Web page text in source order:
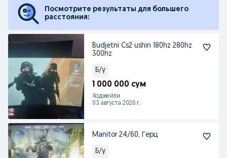
Посмотрите результаты для большего
расстояния:
Budjetni Cs2 ushin 180hz 280hz
300hz
Б/у
1 000 000 сум
Ходжейли
03 августа 2026 г.
Manitor 24/60, Герц
Б/у